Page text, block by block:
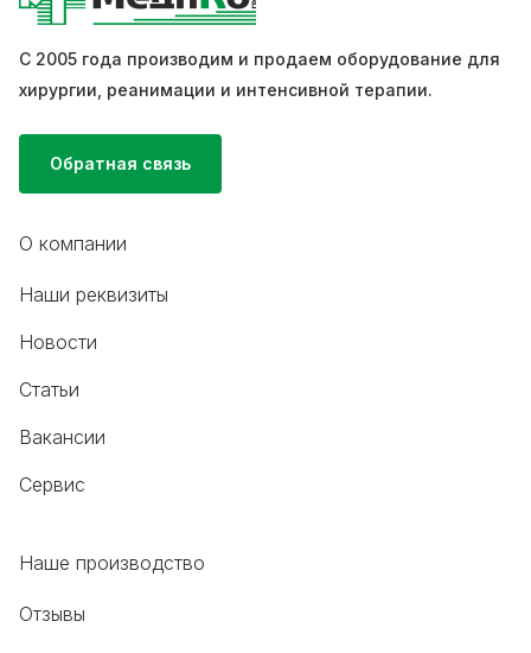
С 2005 года производим и продаем оборудование для
хирургии, реанимации и интенсивной терапии.
Обратная связь
О компании
Наши реквизиты
Новости
Статьи
Вакансии
Сервис
Наше производство
Отзывы